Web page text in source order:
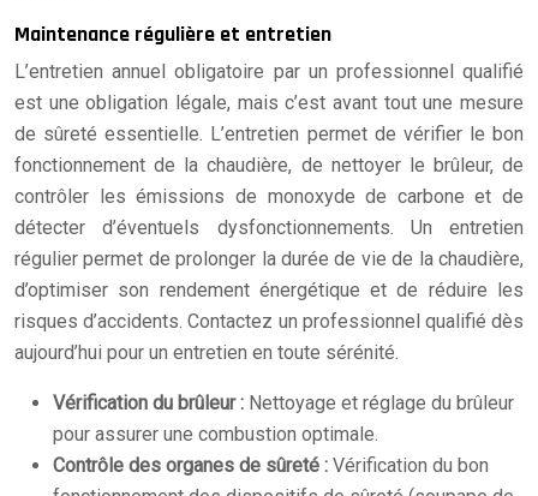
Maintenance régulière et entretien
L’entretien annuel obligatoire par un professionnel qualifié
est une obligation légale, mais c’est avant tout une mesure
de sûreté essentielle. L’entretien permet de vérifier le bon
fonctionnement de la chaudière, de nettoyer le brûleur, de
contrôler les émissions de monoxyde de carbone et de
détecter d’éventuels dysfonctionnements. Un entretien
régulier permet de prolonger la durée de vie de la chaudière,
d’optimiser son rendement énergétique et de réduire les
risques d’accidents. Contactez un professionnel qualifié dès
aujourd’hui pour un entretien en toute sérénité.
Vérification du brûleur : Nettoyage et réglage du brûleur
pour assurer une combustion optimale.
Contrôle des organes de sûreté : Vérification du bon